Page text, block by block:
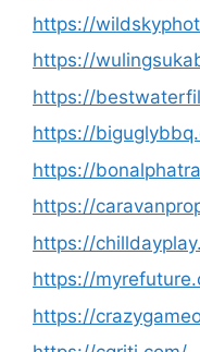
https://
https://
https://
https://
https://
https://
https://
https://
https://